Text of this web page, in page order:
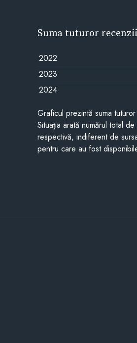
Suma tuturor
2022
2023
2024
Graficul prezintă suma
Situația arată numărul total
respectivă, indiferent de
pentru care au fost